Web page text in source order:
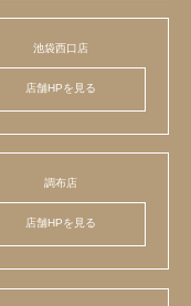
池袋西口店
店舗HPを見る
調布店
店舗HPを見る